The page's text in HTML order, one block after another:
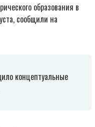
образования в
сообщили на
концептуальные